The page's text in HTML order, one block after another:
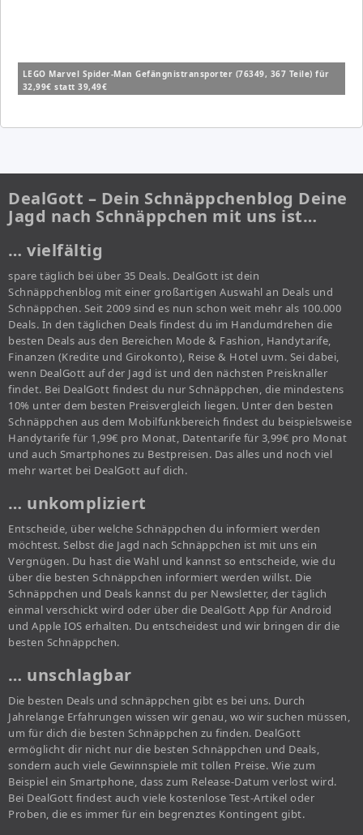
LEGO Marvel Spider-Man Gefängnistransporter (76349, 367 Teile) für
32,99€ statt 39,49€
DealGott – Dein Schnäppchenblog Deine
Jagd nach Schnäppchen mit uns ist…
… vielfältig
spare täglich bei über 35 Deals. DealGott ist dein
Schnäppchenblog mit einer großartigen Auswahl an Deals und
Schnäppchen. Seit 2009 sind es nun schon weit mehr als 100.000
Deals. In den täglichen Deals findest du im Handumdrehen die
besten Deals aus den Bereichen Mode & Fashion, Handytarife,
Finanzen (Kredite und Girokonto), Reise & Hotel uvm. Sei dabei,
wenn DealGott auf der Jagd ist und den nächsten Preisknaller
findet. Bei DealGott findest du nur Schnäppchen, die mindestens
10% unter dem besten Preisvergleich liegen. Unter den besten
Schnäppchen aus dem Mobilfunkbereich findest du beispielsweise
Handytarife für 1,99€ pro Monat, Datentarife für 3,99€ pro Monat
und auch Smartphones zu Bestpreisen. Das alles und noch viel
mehr wartet bei DealGott auf dich.
… unkompliziert
Entscheide, über welche Schnäppchen du informiert werden
möchtest. Selbst die Jagd nach Schnäppchen ist mit uns ein
Vergnügen. Du hast die Wahl und kannst so entscheide, wie du
über die besten Schnäppchen informiert werden willst. Die
Schnäppchen und Deals kannst du per Newsletter, der täglich
einmal verschickt wird oder über die DealGott App für Android
und Apple IOS erhalten. Du entscheidest und wir bringen dir die
besten Schnäppchen.
… unschlagbar
Die besten Deals und schnäppchen gibt es bei uns. Durch
Jahrelange Erfahrungen wissen wir genau, wo wir suchen müssen,
um für dich die besten Schnäppchen zu finden. DealGott
ermöglicht dir nicht nur die besten Schnäppchen und Deals,
sondern auch viele Gewinnspiele mit tollen Preise. Wie zum
Beispiel ein Smartphone, dass zum Release-Datum verlost wird.
Bei DealGott findest auch viele kostenlose Test-Artikel oder
Proben, die es immer für ein begrenztes Kontingent gibt.